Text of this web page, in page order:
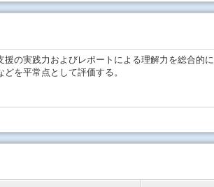
の実践力およびレポートによる理解力を総合的に
を平常点として評価する。